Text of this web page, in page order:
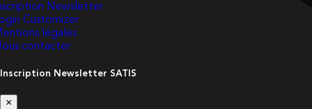
Newsletter
Customizer
légales
contacter
Inscription Newsletter SATIS
×